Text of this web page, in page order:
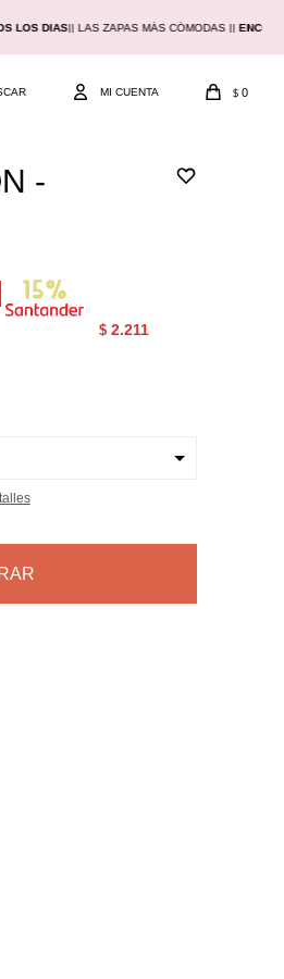
LOS DIAS|| LAS ZAPAS MÁS CÓMODAS ||
$ 0
-
$ 2.211